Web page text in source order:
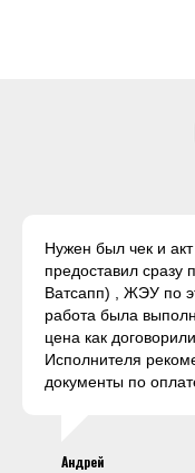
Нужен был чек и
предоставил сразу
Ватсапп) , ЖЭУ по
работа была
цена как
Исполнителя
документы по
Андрей